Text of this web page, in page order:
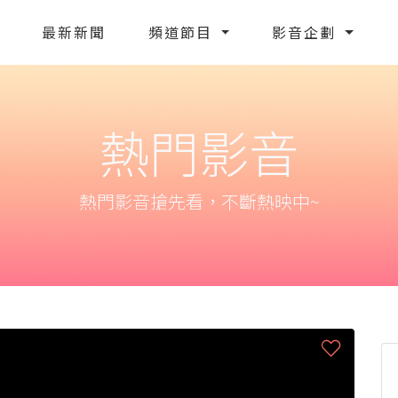
最新新聞 頻道節目 影音企劃
熱門影音
熱門影音搶先看，不斷熱映中~